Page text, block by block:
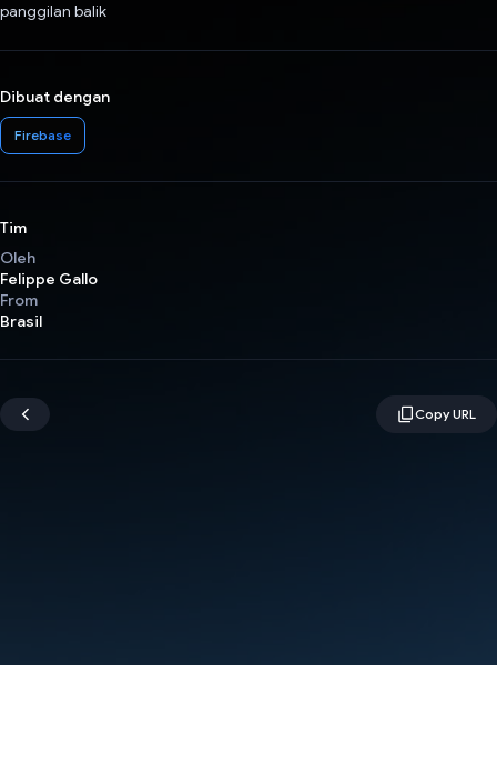
panggilan balik
Dibuat dengan
Firebase
Tim
Oleh
Felippe Gallo
From
Brasil